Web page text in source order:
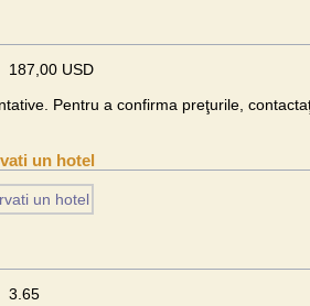
187,00 USD
Pentru a confirma preţurile,
un hotel
3.65